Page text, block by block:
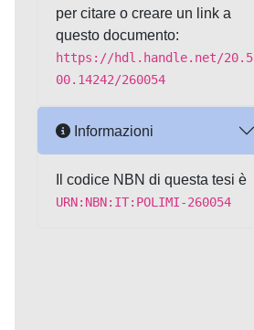
per citare o creare un link a
questo documento:
https://hdl.handle.net/20.5
00.14242/260054
Informazioni
Il codice NBN di questa tesi è
URN:NBN:IT:POLIMI-260054